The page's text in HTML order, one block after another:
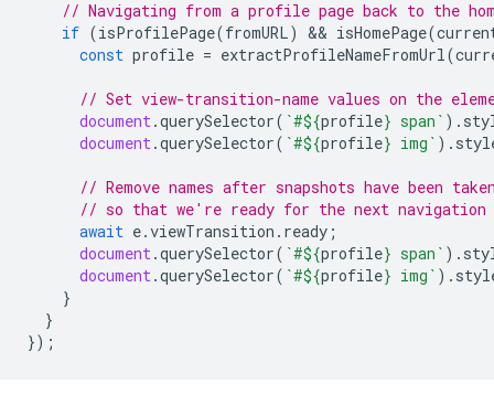
// Navigating from a profile page back to the
if (isProfilePage(fromURL) && isHomePage(
const profile = extractProfileNameFromUrl (
// Set view-transition-name values on the
document .querySelector( `#${profile} span` ).
document .querySelector( `#${profile} img` ).
// Remove names after snapshots have been
// so that we're ready for the next navigation
await e.viewTransition . ready ;
document .querySelector( `#${profile} span` ).
document .querySelector( `#${profile} img` ).
}
}
});